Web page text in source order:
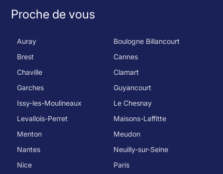
Proche de vous
Auray
Boulogne Billancourt
Brest
Cannes
Chaville
Clamart
Garches
Guyancourt
Issy-les-Moulineaux
Le Chesnay
Levallois-Perret
Maisons-Laffitte
Menton
Meudon
Nantes
Neuilly-sur-Seine
Nice
Paris